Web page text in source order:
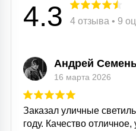
4.3 4 отзыва • 9
Андрей
16 марта 2026
Заказал уличные
году. Качество